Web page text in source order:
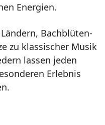
Energien.
Bachblüten-
zu klassischer Musik
lassen jeden
Erlebnis